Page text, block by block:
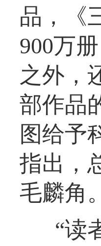
品，《
900万
之外，
部作品
图给予
指出，
毛麟角。
“读